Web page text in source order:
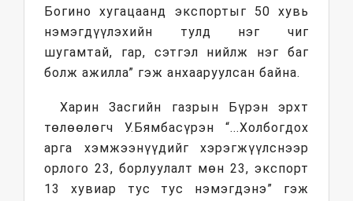
Богино хугацаанд экспортыг 50 хувь
нэмэгдүүлэхийн тулд нэг чиг
шугамтай, гар, сэтгэл нийлж нэг баг
болж ажилла” гэж анхааруулсан байна.
Харин Засгийн газрын Бүрэн эрхт
төлөөлөгч У.Бямбасүрэн “...Холбогдох
арга хэмжээнүүдийг хэрэгжүүлснээр
орлого 23, борлуулалт мөн 23, экспорт
13 хувиар тус тус нэмэгдэнэ” гэж